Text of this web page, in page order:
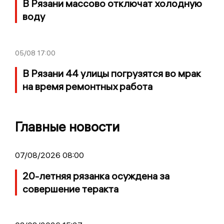
В Рязани массово отключат холодную
воду
05/08 17:00
В Рязани 44 улицы погрузятся во мрак
на время ремонтных работа
Главные новости
07/08/2026 08:00
20-летняя рязанка осуждена за
совершение теракта